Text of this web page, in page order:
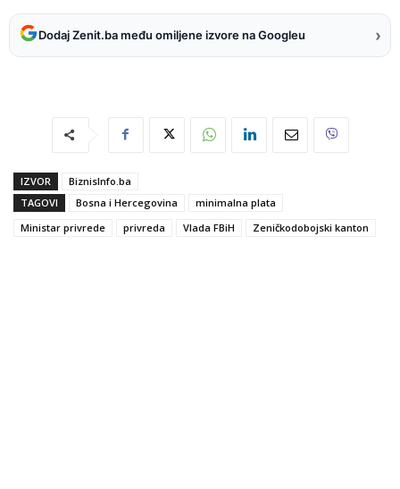
Dodaj Zenit.ba među omiljene izvore na Googleu ›
IZVOR
BiznisInfo.ba
TAGOVI
Bosna i Hercegovina
minimalna plata
Ministar privrede
privreda Vlada FBiH Zeničkodobojski kanton